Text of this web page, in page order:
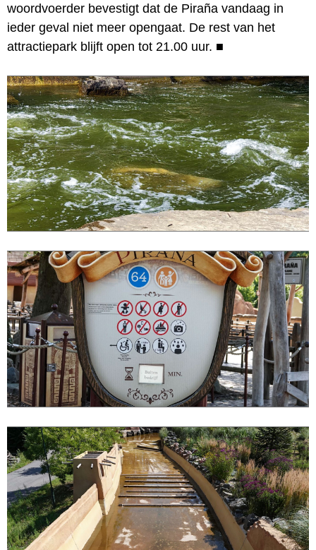
woordvoerder bevestigt dat de Piraña vandaag in
ieder geval niet meer opengaat. De rest van het
attractiepark blijft open tot 21.00 uur. ■